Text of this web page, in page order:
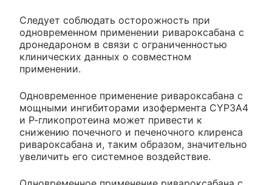
Следует соблюдать осторожность при
одновременном применении ривароксабана с
дронедароном в связи с ограниченностью
клинических данных о совместном
применении.
Одновременное применение ривароксабана с
мощными ингибиторами изофермента CYP3A4
и Р-гликопротеина может привести к
снижению почечного и печеночного клиренса
ривароксабана и, таким образом, значительно
увеличить его системное воздействие.